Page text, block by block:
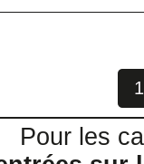
Pour les